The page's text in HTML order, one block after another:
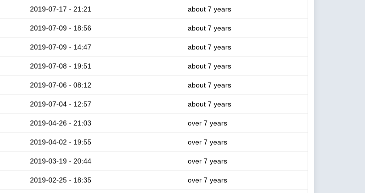
2019-07-17 - 21:21 about 7 years
2019-07-09 - 18:56 about 7 years
2019-07-09 - 14:47 about 7 years
2019-07-08 - 19:51 about 7 years
2019-07-06 - 08:12 about 7 years
2019-07-04 - 12:57 about 7 years
2019-04-26 - 21:03 over 7 years
2019-04-02 - 19:55 over 7 years
2019-03-19 - 20:44 over 7 years
2019-02-25 - 18:35 over 7 years